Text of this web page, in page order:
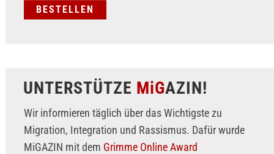
UNTERSTÜTZE MiGAZIN!
Wir informieren täglich über das Wichtigste zu
Migration, Integration und Rassismus. Dafür wurde
MiGAZIN mit dem Grimme Online Award